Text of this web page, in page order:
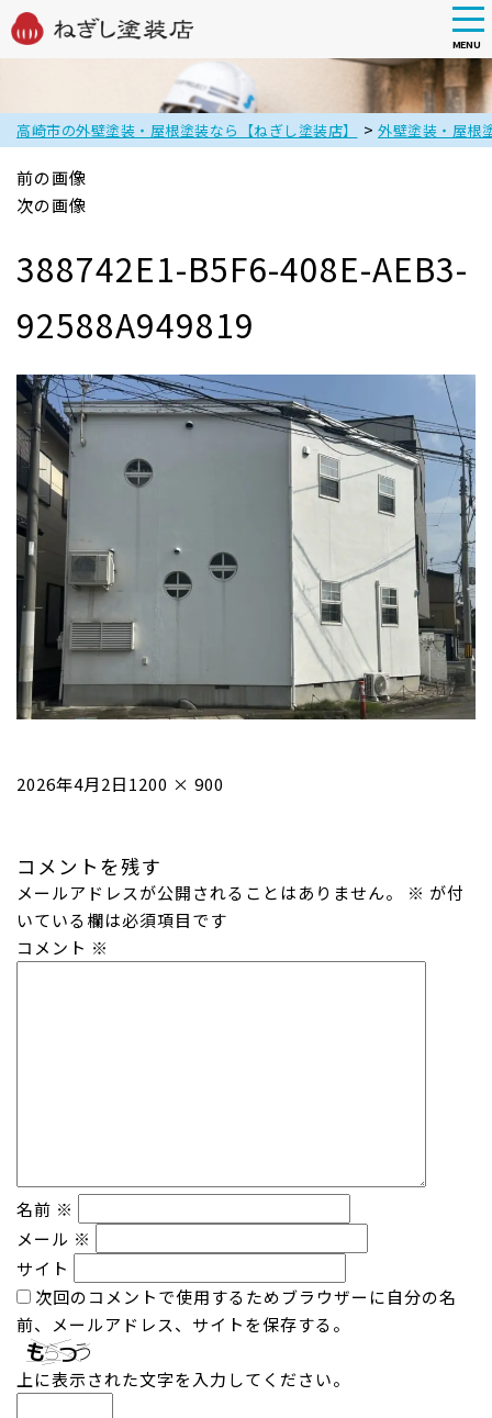
main
content
MENU
高崎市の外壁塗装・屋根塗装なら【ねぎし塗装店】 > 外壁塗装・屋根
前の画像
次の画像
388742E1-B5F6-408E-AEB3-
92588A949819
投
2026年4月2日フ
イ
ズ
1200 × 900
コメントを残す
メールアドレスが公開されることはありません。 ※ が付
いている欄は必須項目です
コメント ※
名前 ※
メール ※
サイト
次回のコメントで使用するためブラウザーに自分の名
前、メールアドレス、サイトを保存する。
上に表示された文字を入力してください。